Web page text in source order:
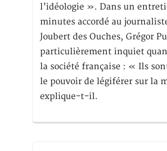
l’idéologie ». Dans un
minutes accordé au
Joubert des Ouches, Grégor
particulièrement inquiet
la société française : « Ils
le pouvoir de légiférer sur la
explique-t-il.